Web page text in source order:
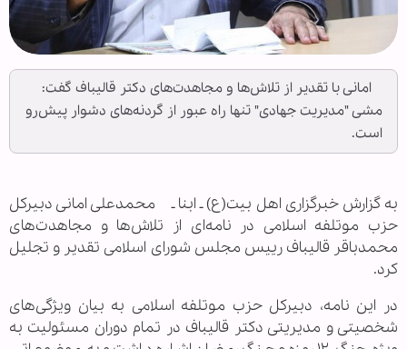
امانی با تقدیر از تلاش‌ها و مجاهدت‌های دکتر قالیباف گفت:
مشی "مدیریت جهادی" تنها راه عبور از گردنه‌های دشوار پیش‌رو
است.
به گزارش خبرگزاری اهل بیت(ع) ـ ابنا ـ محمدعلی امانی دبیرکل
حزب موتلفه اسلامی در نامه‌ای از تلاش‌ها و مجاهدت‌های
محمدباقر قالیباف رییس مجلس شورای اسلامی تقدیر و تجلیل
کرد.
در این نامه، دبیرکل حزب موتلفه اسلامی به بیان ویژگی‌های
شخصیتی و مدیریتی دکتر قالیباف در تمام دوران مسئولیت به